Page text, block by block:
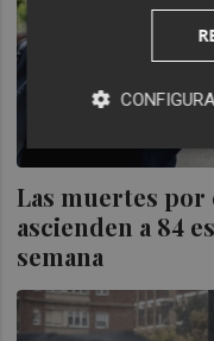
Las muertes
ascienden a 84
semana